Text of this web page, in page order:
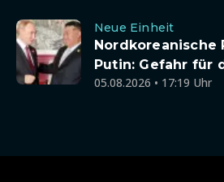
Neue Einheit
Nordkoreanische
Putin: Gefahr für
05.08.2026 • 17:19 Uhr